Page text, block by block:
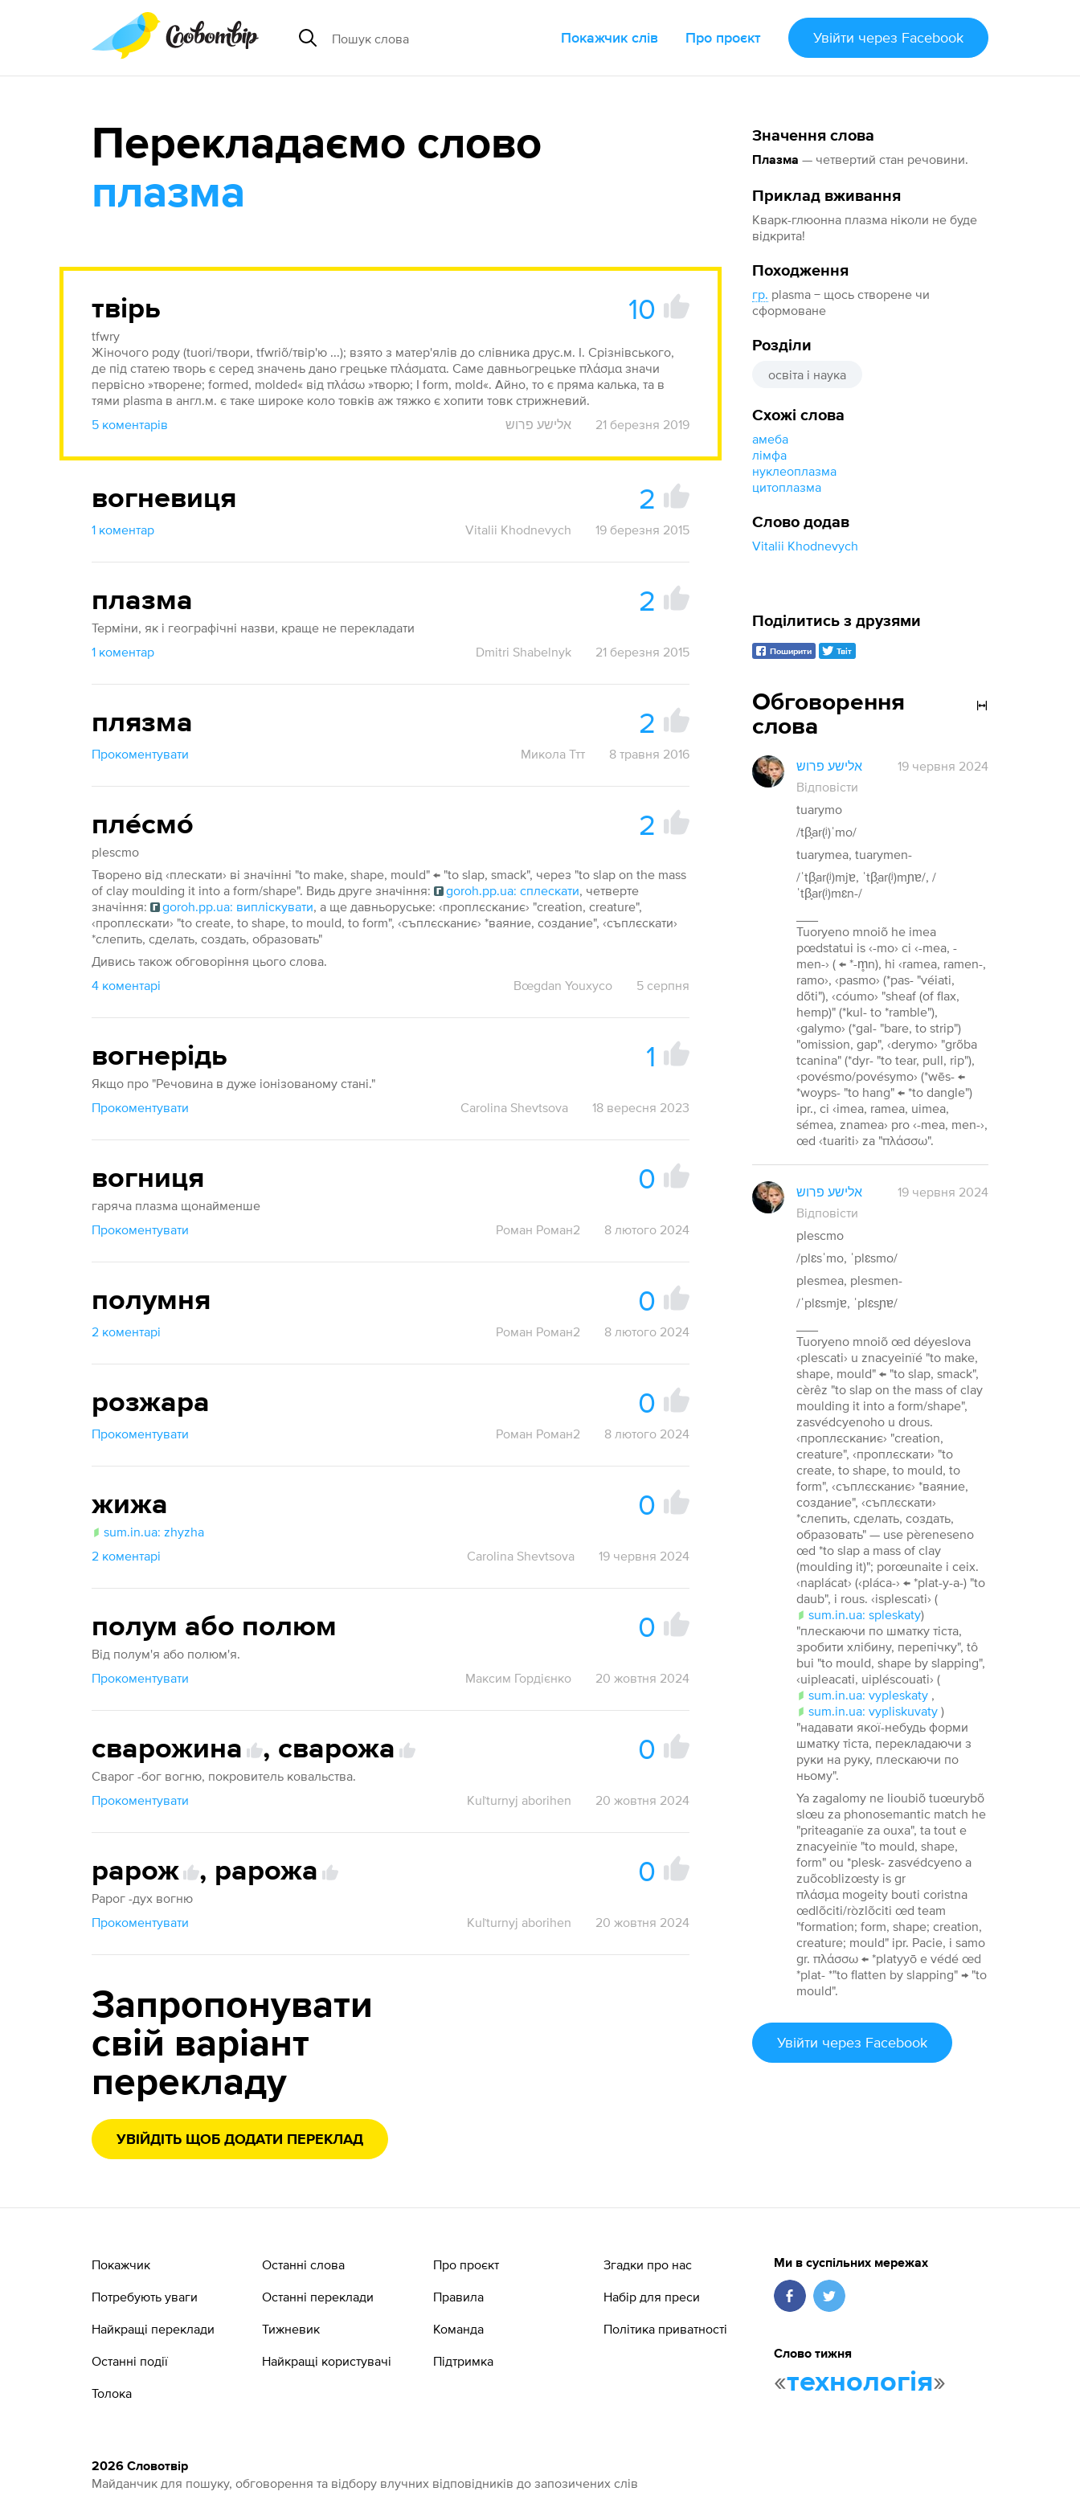
Покажчик слів Про проєкт Увійти через Facebook
Значення слова
Плазма — четвертий стан речовини.
Приклад вживання
Кварк-глюонна плазма ніколи не буде
відкрита!
Походження
гр. plasma − щось створене чи
сформоване
Розділи
освіта і наука
Схожі слова
амеба
лімфа
нуклеоплазма
цитоплазма
Слово додав
Vitalii Khodnevych
Перекладаємо слово
плазма
твірь 10
tfwry
Жіночого роду (tuori/твори, tfwriõ/твір'ю ...); взято з матер'ялів до слівника друс.м. І. Срізнівського,
де під статею творь є серед значень дано грецьке πλάσματα. Саме давньогрецьке πλάσμα значи
первісно »творене; formed, molded« від πλάσω »творю; I form, mold«. Айно, то є пряма калька, та в
тями plasma в англ.м. є таке широке коло товків аж тяжко є хопити товк стрижневий.
5 коментарів
אלישע פרוש 21 березня 2019
вогневиця 2
1 коментар Vitalii Khodnevych 19 березня 2015
плазма 2
Терміни, як і географічні назви, краще не перекладати
1 коментар
Dmitri Shabelnyk 21 березня 2015
плязма 2
Прокоментувати Микола Ттт 8 травня 2016
пле́смо́ 2
plescmo
Творено від ‹плескати› ві значінні "to make, shape, mould" ← "to slap, smack", через "to slap on the mass
of clay moulding it into a form/shape". Видь друге значіння:
goroh.pp.ua: сплескати, четверте
значіння:
goroh.pp.ua: випліскувати, а ще давньоруське: ‹проплєсканиє› "creation, creature",
‹проплєскати› "to create, to shape, to mould, to form", ‹съплєсканиє› *ваяние, создание", ‹съплєскати›
*слепить, сделать, создать, образовать"
Дивись також обговоріння цього слова.
4 коментарі
Bœgdan Youxyco 5 серпня
вогнерідь 1
Якщо про "Речовина в дуже іонізованому стані."
Прокоментувати
Carolina Shevtsova 18 вересня 2023
вогниця 0
гаряча плазма щонайменше
Прокоментувати
Роман Роман2 8 лютого 2024
полумня 0
2 коментарі Роман Роман2 8 лютого 2024
розжара 0
Прокоментувати Роман Роман2 8 лютого 2024
жижа 0
sum.in.ua: zhyzha
2 коментарі
Carolina Shevtsova 19 червня 2024
полум або полюм 0
Від полум'я або полюм'я.
Прокоментувати
Максим Гордієнко 20 жовтня 2024
сварожина , сварожа 0
Сварог -бог вогню, покровитель ковальства.
Прокоментувати
Kuľturnyj aborihen 20 жовтня 2024
рарож , рарожа 0
Рарог -дух вогню
Прокоментувати
Kuľturnyj aborihen 20 жовтня 2024
Запропонувати
свій варіант
перекладу
УВІЙДІТЬ ЩОБ ДОДАТИ ПЕРЕКЛАД
Обговорення
слова
אלישע פרוש
19 червня 2024
Відповісти
tuarymo
/tβ̞ar(ʲ)ˈmo/
tuarymea, tuarymen-
/ˈtβ̞ar(ʲ)mjɐ, ˈtβ̞ar(ʲ)mɲɐ/, /
ˈtβ̞ar(ʲ)mɛn-/
Tuoryeno mnoiõ he imea
pœdstatui is ‹-mo› ci ‹-mea, -
men-› ( ← *-m̥n), hi ‹ramea, ramen-,
ramo›, ‹pasmo› (*pas- "véiati,
dõti"), ‹cóumo› "sheaf (of flax,
hemp)" (*kul- to *ramble"),
‹galymo› (*gal- "bare, to strip")
"omission, gap", ‹derymo› "grõba
tcanina" (*dyr- "to tear, pull, rip"),
‹povésmo/povésymo› (*wēs- ←
*woyps- "to hang" ← *to dangle")
ipr., ci ‹imea, ramea, uimea,
sémea, znamea› pro ‹-mea, men-›,
œd ‹tuariti› za "πλάσσω".
אלישע פרוש
19 червня 2024
Відповісти
plescmo
/plɛsˈmo, ˈplɛsmo/
plesmea, plesmen-
/ˈplɛsmjɐ, ˈplɛsɲɐ/
Tuoryeno mnoiõ œd déyeslova
‹plescati› u znacyeinïé "to make,
shape, mould" ← "to slap, smack",
cèrêz "to slap on the mass of clay
moulding it into a form/shape",
zasvédcyenoho u drous.
‹проплєсканиє› "creation,
creature", ‹проплєскати› "to
create, to shape, to mould, to
form", ‹съплєсканиє› *ваяние,
создание", ‹съплєскати›
*слепить, сделать, создать,
образовать" — use pèreneseno
œd *to slap a mass of clay
(moulding it)"; porœunaite i ceix.
‹naplácat› (‹pláca-› ← *plat-y-a-) "to
daub", i rous. ‹isplescati› (
sum.in.ua: spleskaty)
"плескаючи по шматку тіста,
зробити хлібину, перепічку", tô
bui "to mould, shape by slapping",
‹uipleacati, uipléscouati› (
sum.in.ua: vypleskaty ,
sum.in.ua: vypliskuvaty )
"надавати якої-небудь форми
шматку тіста, перекладаючи з
руки на руку, плескаючи по
ньому".
Ya zagalomy ne lioubiõ tuœurybõ
slœu za phonosemantic match he
"priteaganïe za ouxa", ta tout e
znacyeinïe "to mould, shape,
form" ou *plesk- zasvédcyeno a
zuõcoblizœsty is gr
πλάσμα mogeity bouti coristna
œdlõciti/ròzlõciti œd team
"formation; form, shape; creation,
creature; mould" ipr. Pacie, i samo
gr. πλάσσω ← *platyyō e védé œd
*plat- *"to flatten by slapping" → "to
mould".
Увійти через Facebook
Поділитись з друзями
Поширити Твіт
Покажчик
Потребують уваги
Найкращі переклади
Останні події
Толока
Останні слова
Останні переклади
Тижневик
Найкращі користувачі
Про проєкт
Правила
Команда
Підтримка
Згадки про нас
Набір для преси
Політика приватності
Ми в суспільних мережах
Слово тижня
«технологія»
2026 Словотвір
Майданчик для пошуку, обговорення та відбору влучних відповідників до запозичених слів